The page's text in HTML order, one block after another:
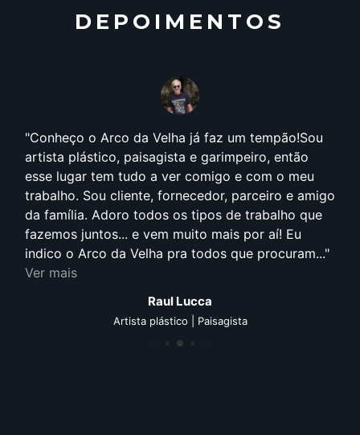
DEPOIMENTOS
Conheço o Arco da Velha já faz um tempão!Sou
artista plástico, paisagista e garimpeiro, então
esse lugar tem tudo a ver comigo e com o meu
trabalho. Sou cliente, fornecedor, parceiro e amigo
da família. Adoro todos os tipos de trabalho que
fazemos juntos... e vem muito mais por aí! Eu
indico o Arco da Velha pra todos que procuram...
Ver mais
Raul Lucca
Artista plástico | Paisagista